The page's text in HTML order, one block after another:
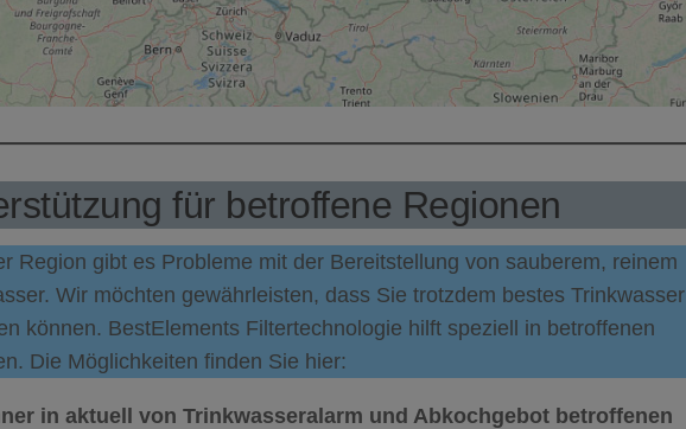
für betroffene Regionen
Region gibt es Probleme mit der Bereitstellung von sauberem, reinem
Wir möchten gewährleisten, dass Sie trotzdem bestes Trinkwasser
können. BestElements Filtertechnologie hilft speziell in betroffenen
Die Möglichkeiten finden Sie hier:
in aktuell von Trinkwasseralarm und Abkochgebot betroffenen